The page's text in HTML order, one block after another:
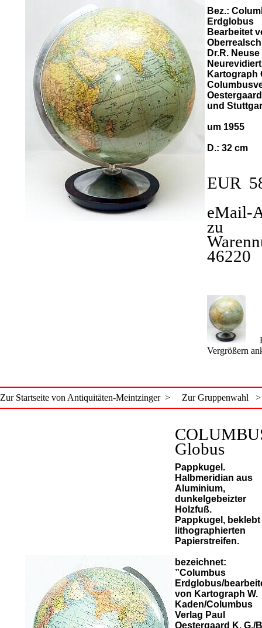
Bez.:
Erdglobus
Bearbeitet
Dr.R. Neuse
Kartograph
und
um 1955
D.: 32 cm
EUR
eMail-
zu
46220
Vergrößern
Zur Startseite von Antiquitäten-Meintzinger > Zur Gruppenwahl >
Globus
Pappkugel.
Halbmeridian aus
Aluminium,
dunkelgebeizter
Holzfuß.
Pappkugel,
lithographierten
Papierstreifen.
bezeichnet:
”Columbus
Erdglobus/
von Kartograph W.
Kaden/Columbus
Verlag Paul
Oestergaard K. G./